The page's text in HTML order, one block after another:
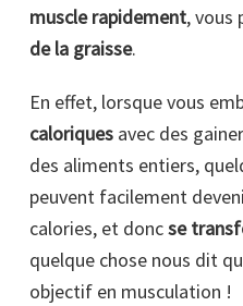
muscle rapidement, vous
de la graisse.
En effet, lorsque vous
caloriques avec des
des aliments entiers,
peuvent facilement
calories, et doncse
quelque chose nous dit
objectif en musculation !